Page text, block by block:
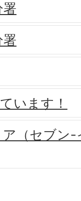
います！
（セブン